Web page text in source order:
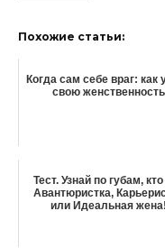
Похожие статьи:
Когда сам себе враг: как
свою женственность
Тест. Узнай по губам,
Авантюристка,
или Идеальная жена!